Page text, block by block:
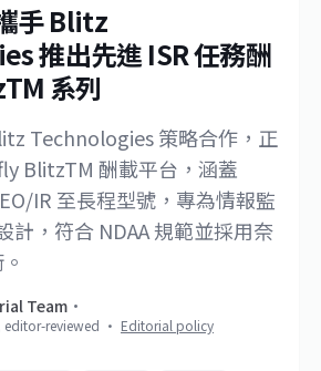
手 Blitz
推出先進 ISR 任務酬
系列
Technologies 策略合作，正
BlitzTM 酬載平台，涵蓋
IR 至長程型號，專為情報監
計，符合 NDAA 規範並採用奈
Team ·
editor-reviewed · Editorial policy